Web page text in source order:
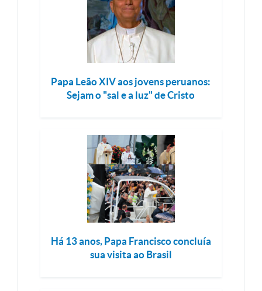
Papa Leão XIV aos jovens peruanos:
Sejam o "sal e a luz" de Cristo
Há 13 anos, Papa Francisco concluía
sua visita ao Brasil